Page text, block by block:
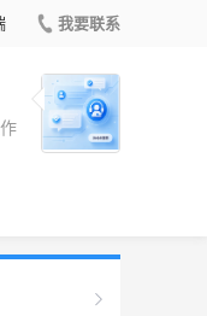
我要联系